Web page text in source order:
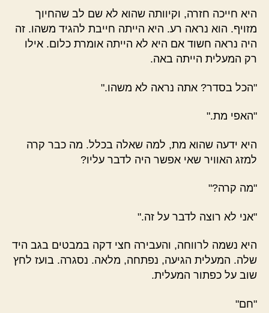
היא חייכה חזרה, וקיוותה שהוא לא שם לב שהחיוך
מזויף. הוא נראה רע. היא הייתה חייבת להגיד משהו. זה
היה נראה חשוד אם היא לא הייתה אומרת כלום. אילו
רק המעלית הייתה באה.
"הכל בסדר? אתה נראה לא משהו."
"האפי מת."
היא ידעה שהוא מת, למה שאלה בכלל. מה כבר קרה
למזג האוויר שאי אפשר היה לדבר עליו?
"מה קרה?"
"אני לא רוצה לדבר על זה."
היא נשמה לרווחה, והעבירה חצי דקה במבטים בגב היד
שלה. המעלית הגיעה, נפתחה, מלאה. נסגרה. בועז לחץ
שוב על כפתור המעלית.
"חם"